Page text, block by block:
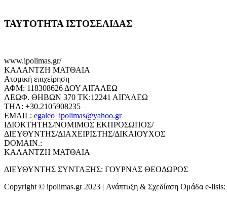
ΤΑΥΤΟΤΗΤΑ ΙΣΤΟΣΕΛΙΔΑΣ
www.ipolimas.gr/
ΚΑΛΑΝΤΖΗ ΜΑΤΘΑΙΑ
Ατομική επιχείρηση
ΑΦΜ: 118308626 ΔΟΥ ΑΙΓΑΛΕΩ
ΛΕΩΦ. ΘΗΒΩΝ 370 ΤΚ:12241 ΑΙΓΑΛΕΩ
ΤΗΛ: +30.2105908235
EMAIL: egaleo_ipolimas@yahoo.gr
ΙΔΙΟΚΤΗΤΗΣ/ΝΟΜΙΜΟΣ ΕΚΠΡΟΣΩΠΟΣ/
ΔΙΕΥΘΥΝΤΗΣ/ΔΙΑΧΕΙΡΙΣΤΗΣ/ΔΙΚΑΙΟΥΧΟΣ
DOMAIN.:
ΚΑΛΑΝΤΖΗ ΜΑΤΘΑΙΑ
ΔΙΕΥΘΥΝΤΗΣ ΣΥΝΤΑΞΗΣ: ΓΟΥΡΝΑΣ ΘΕΟΔΩΡΟΣ
Copyright © ipolimas.gr 2023 | Ανάπτυξη & Σχεδίαση Ομάδα e-lisis: